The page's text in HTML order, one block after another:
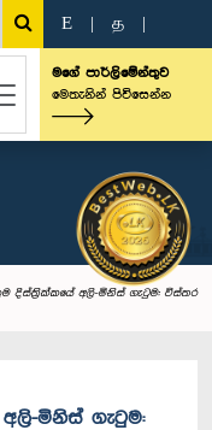
E த
මගේ පාර්ලිමේන්තුව
මෙතැනින් පිවිසෙන්න
දිස්ත්‍රික්කයේ අලි-මිනිස් ගැටුම: විස්තර
අලි-මිනිස් ගැටුම: